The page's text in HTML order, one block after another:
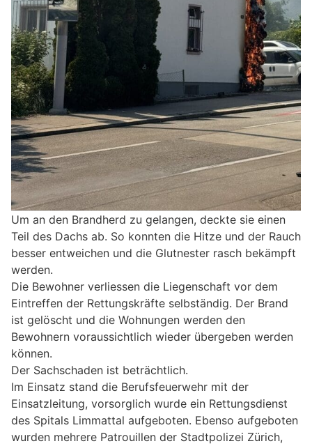
Um an den Brandherd zu gelangen, deckte sie einen
Teil des Dachs ab. So konnten die Hitze und der Rauch
besser entweichen und die Glutnester rasch bekämpft
werden.
Die Bewohner verliessen die Liegenschaft vor dem
Eintreffen der Rettungskräfte selbständig. Der Brand
ist gelöscht und die Wohnungen werden den
Bewohnern voraussichtlich wieder übergeben werden
können.
Der Sachschaden ist beträchtlich.
Im Einsatz stand die Berufsfeuerwehr mit der
Einsatzleitung, vorsorglich wurde ein Rettungsdienst
des Spitals Limmattal aufgeboten. Ebenso aufgeboten
wurden mehrere Patrouillen der Stadtpolizei Zürich,